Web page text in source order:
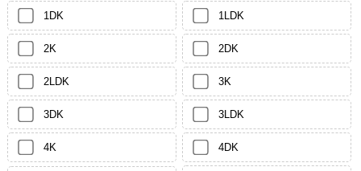
1DK 1LDK
2K 2DK
2LDK 3K
3DK 3LDK
4K 4DK